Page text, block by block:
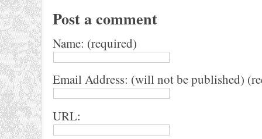
Post a comment
Name: (required)
Email Address: (will not be published)
URL: